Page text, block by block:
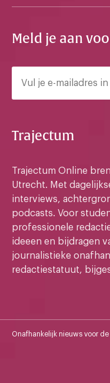
Meld je aan
Trajectum
Trajectum Online
Utrecht. Met
interviews,
podcasts. Voor
professionele
ideeen en bijdragen
journalistieke
redactiestatuut,
Onafhankelijk nieuws voor de